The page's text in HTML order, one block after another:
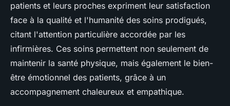
patients et leurs proches expriment leur satisfaction
face à la qualité et l'humanité des soins prodigués,
citant l'attention particulière accordée par les
infirmières. Ces soins permettent non seulement de
maintenir la santé physique, mais également le bien-
être émotionnel des patients, grâce à un
accompagnement chaleureux et empathique.